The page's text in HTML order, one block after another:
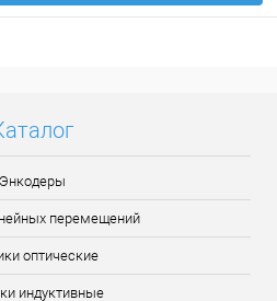
Энкодеры
перемещений
оптические
индуктивные